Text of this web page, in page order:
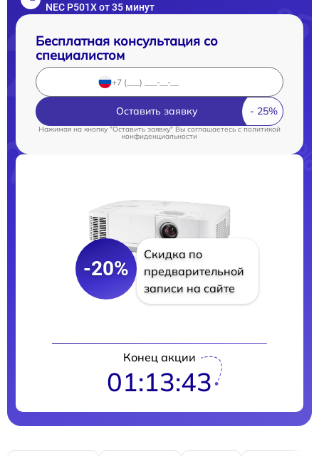
NEC P501X от 35 минут
Бесплатная консультация со
специалистом
Оставить заявку
Нажимая на кнопку "Оставить заявку" Вы соглашаетесь cполитикой
конфиденциальности
-20%
Скидка по
предварительной
записи на сайте
Конец акции
01:13:42